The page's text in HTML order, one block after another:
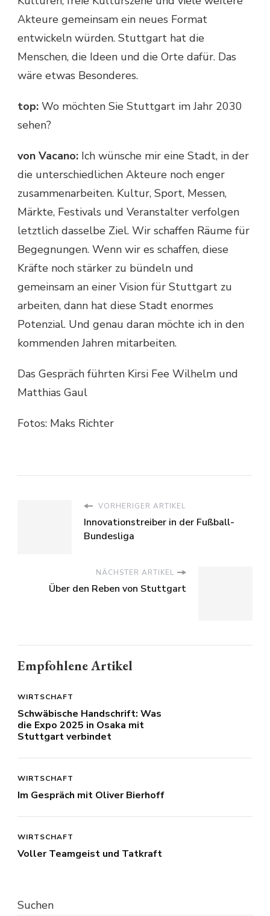
Akteure gemeinsam ein neues Format
entwickeln würden. Stuttgart hat die
Menschen, die Ideen und die Orte dafür. Das
wäre etwas Besonderes.
top: Wo möchten Sie Stuttgart im Jahr 2030
sehen?
von Vacano: Ich wünsche mir eine Stadt, in der
die unterschiedlichen Akteure noch enger
zusammenarbeiten. Kultur, Sport, Messen,
Märkte, Festivals und Veranstalter verfolgen
letztlich dasselbe Ziel. Wir schaffen Räume für
Begegnungen. Wenn wir es schaffen, diese
Kräfte noch stärker zu bündeln und
gemeinsam an einer Vision für Stuttgart zu
arbeiten, dann hat diese Stadt enormes
Potenzial. Und genau daran möchte ich in den
kommenden Jahren mitarbeiten.
Das Gespräch führten Kirsi Fee Wilhelm und
Matthias Gaul
Fotos: Maks Richter
VORHERIGER ARTIKEL
Innovationstreiber in der Fußball-
Bundesliga
NÄCHSTER ARTIKEL
Über den Reben von Stuttgart
Empfohlene Artikel
WIRTSCHAFT
Schwäbische Handschrift: Was
die Expo 2025 in Osaka mit
Stuttgart verbindet
WIRTSCHAFT
Im Gespräch mit Oliver Bierhoff
WIRTSCHAFT
Voller Teamgeist und Tatkraft
Suchen